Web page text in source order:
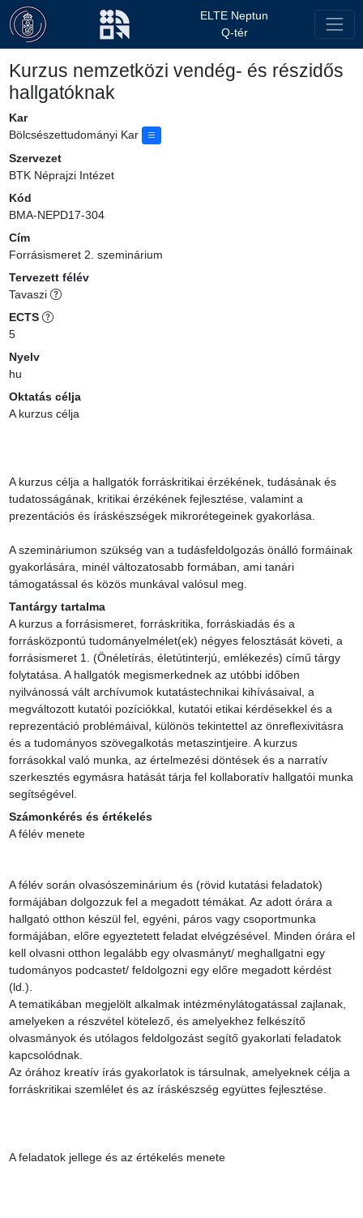
ELTE Neptun
Q-tér
Kurzus nemzetközi vendég- és részidős
hallgatóknak
Kar
Bölcsészettudományi Kar
Szervezet
BTK Néprajzi Intézet
Kód
BMA-NEPD17-304
Cím
Forrásismeret 2. szeminárium
Tervezett félév
Tavaszi
ECTS
5
Nyelv
hu
Oktatás célja
A kurzus célja
A kurzus célja a hallgatók forráskritikai érzékének, tudásának és
tudatosságának, kritikai érzékének fejlesztése, valamint a
prezentációs és íráskészségek mikrorétegeinek gyakorlása.
A szemináriumon szükség van a tudásfeldolgozás önálló formáinak
gyakorlására, minél változatosabb formában, ami tanári
támogatással és közös munkával valósul meg.
Tantárgy tartalma
A kurzus a forrásismeret, forráskritika, forráskiadás és a
forrásközpontú tudományelmélet(ek) négyes felosztását követi, a
forrásismeret 1. (Önéletírás, életútinterjú, emlékezés) című tárgy
folytatása. A hallgatók megismerkednek az utóbbi időben
nyilvánossá vált archívumok kutatástechnikai kihívásaival, a
megváltozott kutatói pozíciókkal, kutatói etikai kérdésekkel és a
reprezentáció problémáival, különös tekintettel az önreflexivitásra
és a tudományos szövegalkotás metaszintjeire. A kurzus
forrásokkal való munka, az értelmezési döntések és a narratív
szerkesztés egymásra hatását tárja fel kollaboratív hallgatói munka
segítségével.
Számonkérés és értékelés
A félév menete
A félév során olvasószeminárium és (rövid kutatási feladatok)
formájában dolgozzuk fel a megadott témákat. Az adott órára a
hallgató otthon készül fel, egyéni, páros vagy csoportmunka
formájában, előre egyeztetett feladat elvégzésével. Minden órára el
kell olvasni otthon legalább egy olvasmányt/ meghallgatni egy
tudományos podcastet/ feldolgozni egy előre megadott kérdést
(ld.).
A tematikában megjelölt alkalmak intézménylátogatással zajlanak,
amelyeken a részvétel kötelező, és amelyekhez felkészítő
olvasmányok és utólagos feldolgozást segítő gyakorlati feladatok
kapcsolódnak.
Az órához kreatív írás gyakorlatok is társulnak, amelyeknek célja a
forráskritikai szemlélet és az íráskészség együttes fejlesztése.
A feladatok jellege és az értékelés menete